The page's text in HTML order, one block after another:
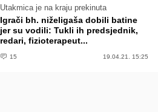
Utakmica je na kraju prekinuta
Igrači bh. niželigaša dobili batine
jer su vodili: Tukli ih predsjednik,
redari, fizioterapeut...
15 19.04.21. 15:25